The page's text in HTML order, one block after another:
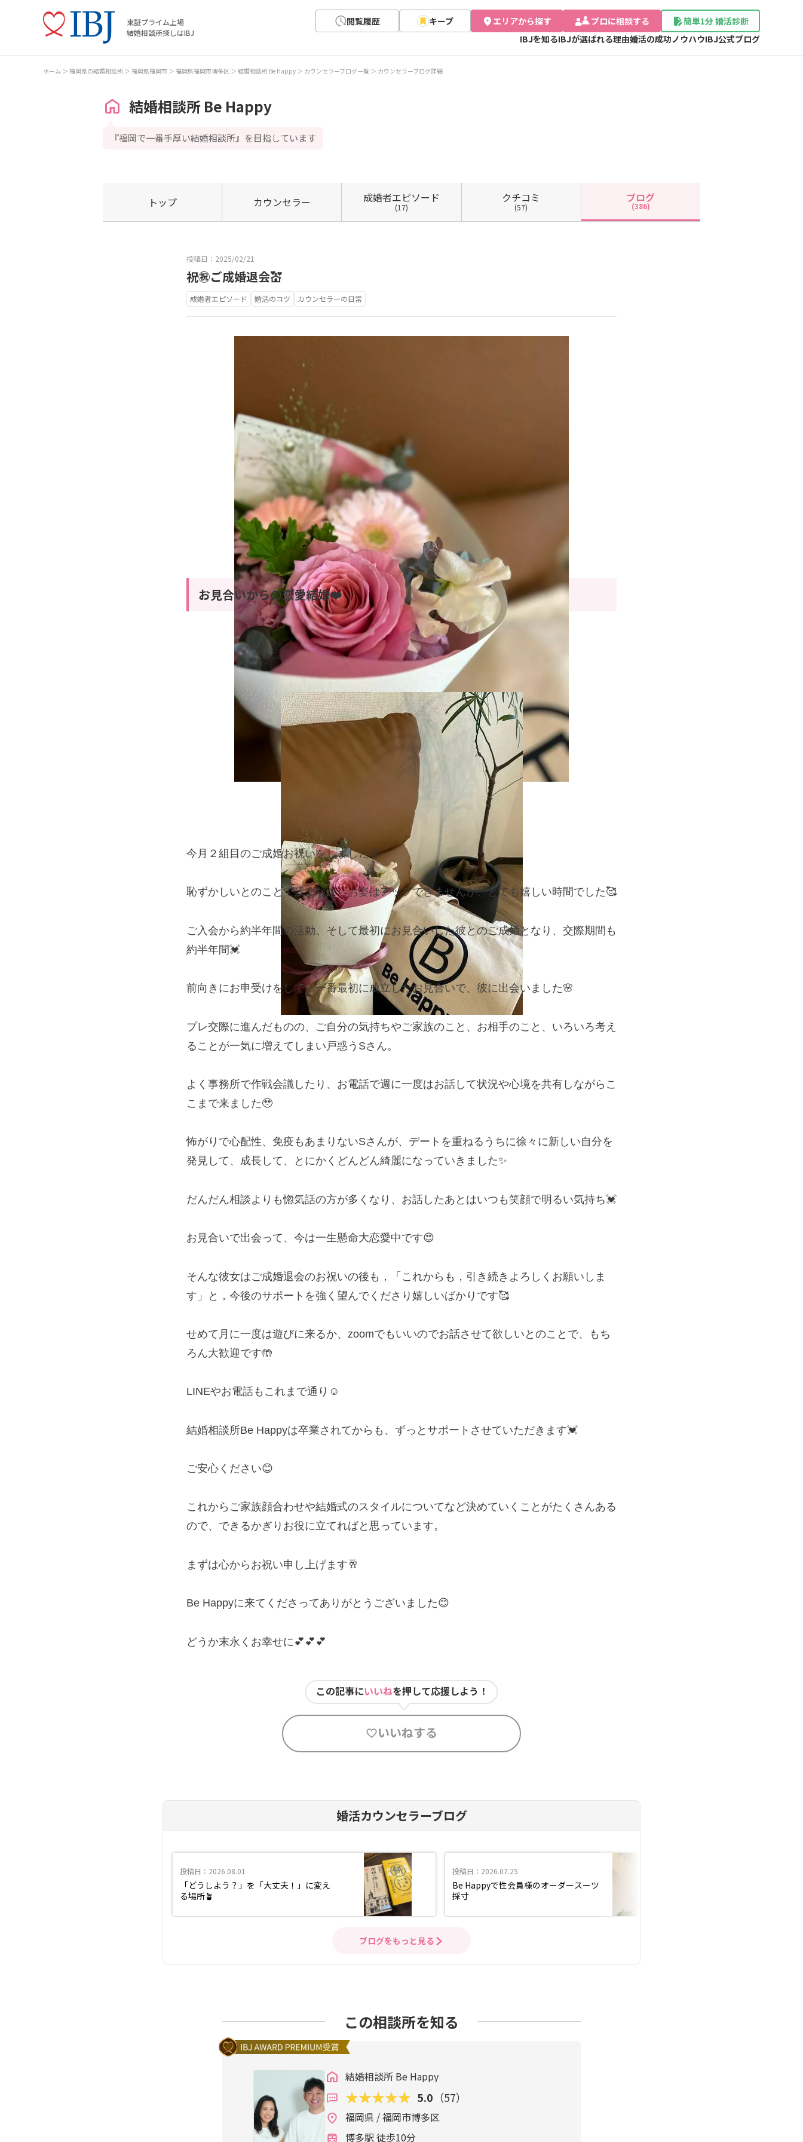
東証プライム上場
結婚相談所探しはIBJ
閲覧履歴 キープ エリアから探す プロに相談する
簡単1分 婚活診断
IBJを知るIBJが選ばれる理由婚活の成功ノウハウIBJ公式ブログ
ホーム 福岡県の結婚相談所 福岡県福岡市 福岡県福岡市博多区 結婚相談所 Be Happy カウンセラーブログ一覧 カウンセラーブログ詳細
結婚相談所 Be Happy
『福岡で一番手厚い結婚相談所』を目指しています
トップ カウンセラー 成婚者エピソード
(17)
クチコミ
(57)
ブログ
(386)
投稿日：2025/02/21
祝㊗️ご成婚退会💒
成婚者エピソード 婚活のコツ カウンセラーの日常
お見合いからの恋愛結婚❤️
今月２組目のご成婚お祝いをしました😊
恥ずかしいとのことで残念ながらお姿はアップできませんが、とても嬉しい時間でした🥰
ご入会から約半年間の活動、そして最初にお見合いした彼とのご成婚となり、交際期間も
約半年間💓
前向きにお申受けをして、一番最初に成立したお見合いで、彼に出会いました🌸
プレ交際に進んだものの、ご自分の気持ちやご家族のこと、お相手のこと、いろいろ考え
ることが一気に増えてしまい戸惑うSさん。
よく事務所で作戦会議したり、お電話で週に一度はお話して状況や心境を共有しながらこ
こまで来ました🥹
怖がりで心配性、免疫もあまりないSさんが、デートを重ねるうちに徐々に新しい自分を
発見して、成長して、とにかくどんどん綺麗になっていきました✨
だんだん相談よりも惚気話の方が多くなり、お話したあとはいつも笑顔で明るい気持ち💓
お見合いで出会って、今は一生懸命大恋愛中です😍
そんな彼女はご成婚退会のお祝いの後も，「これからも，引き続きよろしくお願いしま
す」と，今後のサポートを強く望んでくださり嬉しいばかりです🥰
せめて月に一度は遊びに来るか、zoomでもいいのでお話させて欲しいとのことで、もち
ろん大歓迎です🤲
LINEやお電話もこれまで通り☺️
結婚相談所Be Happyは卒業されてからも、ずっとサポートさせていただきます💓
ご安心ください😊
これからご家族顔合わせや結婚式のスタイルについてなど決めていくことがたくさんある
ので、できるかぎりお役に立てればと思っています。
まずは心からお祝い申し上げます🥂
Be Happyに来てくださってありがとうございました😊
どうか末永くお幸せに💕💕💕
この記事にいいねを押して応援しよう！
いいねする
婚活カウンセラーブログ
投稿日：2026.08.01
「どうしよう？」を「大丈夫！」に変え
る場所🪴
投稿日：2026.07.25
Be Happyで性会員様のオーダースーツ
採寸
ブログをもっと見る
この相談所を知る
結婚相談所 Be Happy
5.0 （57）
福岡県 / 福岡市博多区
博多駅 徒歩10分